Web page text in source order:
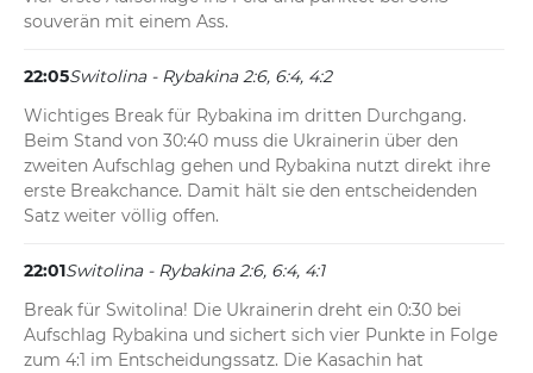
souverän mit einem Ass.
22:05Switolina - Rybakina 2:6, 6:4, 4:2
Wichtiges Break für Rybakina im dritten Durchgang.
Beim Stand von 30:40 muss die Ukrainerin über den
zweiten Aufschlag gehen und Rybakina nutzt direkt ihre
erste Breakchance. Damit hält sie den entscheidenden
Satz weiter völlig offen.
22:01Switolina - Rybakina 2:6, 6:4, 4:1
Break für Switolina! Die Ukrainerin dreht ein 0:30 bei
Aufschlag Rybakina und sichert sich vier Punkte in Folge
zum 4:1 im Entscheidungssatz. Die Kasachin hat